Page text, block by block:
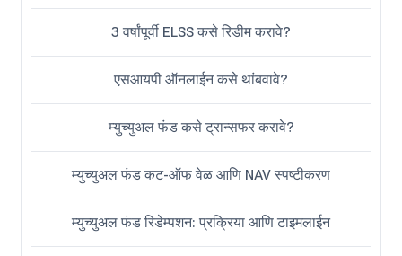
3 वर्षांपूर्वी ELSS कसे रिडीम करावे?
एसआयपी ऑनलाईन कसे थांबवावे?
म्युच्युअल फंड कसे ट्रान्सफर करावे?
म्युच्युअल फंड कट-ऑफ वेळ आणि NAV स्पष्टीकरण
म्युच्युअल फंड रिडेम्पशन: प्रक्रिया आणि टाइमलाईन